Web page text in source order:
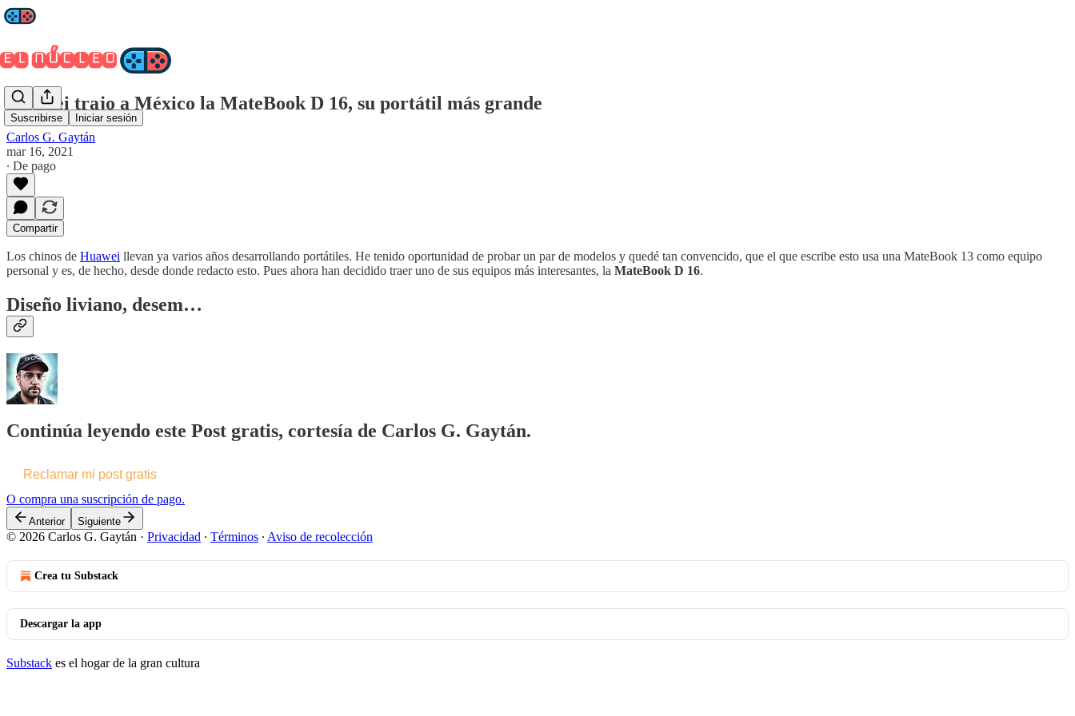
Suscribirse Iniciar sesión
Huawei trajo a México la MateBook D 16, su portátil más grande
Carlos G. Gaytán
mar 16, 2021
∙ De pago
Compartir
Los chinos de Huawei llevan ya varios años desarrollando portátiles. He tenido oportunidad de probar un par de modelos y quedé tan convencido, que el que escribe esto usa una MateBook 13 como equipo
personal y es, de hecho, desde donde redacto esto. Pues ahora han decidido traer uno de sus equipos más interesantes, la MateBook D 16.
Diseño liviano, desem…
Continúa leyendo este Post gratis, cortesía de Carlos G. Gaytán.
Reclamar mi post gratis
O compra una suscripción de pago.
Anterior Siguiente
© 2026 Carlos G. Gaytán · Privacidad ∙ Términos ∙ Aviso de recolección
Crea tu Substack
Descargar la app
Substack es el hogar de la gran cultura